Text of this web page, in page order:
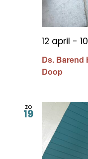
Ds. Barend
Doop
12 april -
zo
19